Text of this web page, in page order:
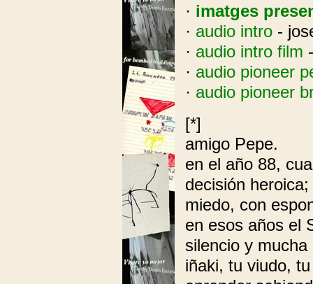
· imatges
· audio intro -
· audio intro film
· audio pioneer
· audio pioneer
[*]
amigo Pepe.
en el año 88,
decisión
miedo, con
en esos años el
silencio y
iñaki, tu viudo,